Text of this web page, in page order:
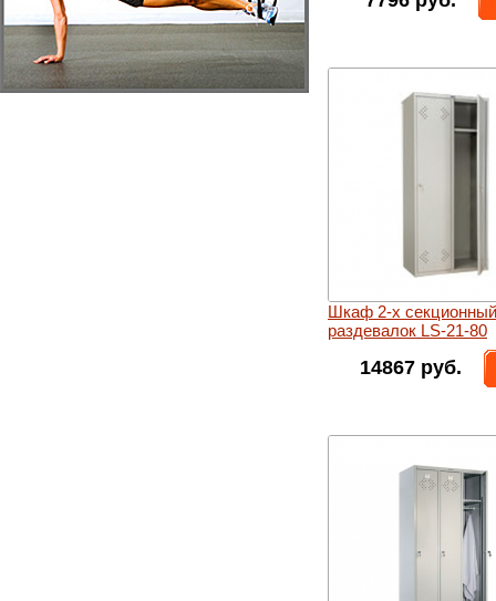
Шкаф 2-х
раздевалок LS-21-80
14867 руб.